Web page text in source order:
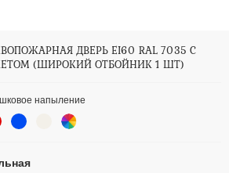
ДВЕРЬ EI60 RAL 7035 С
(ШИРОКИЙ ОТБОЙНИК 1 ШТ)
напыление